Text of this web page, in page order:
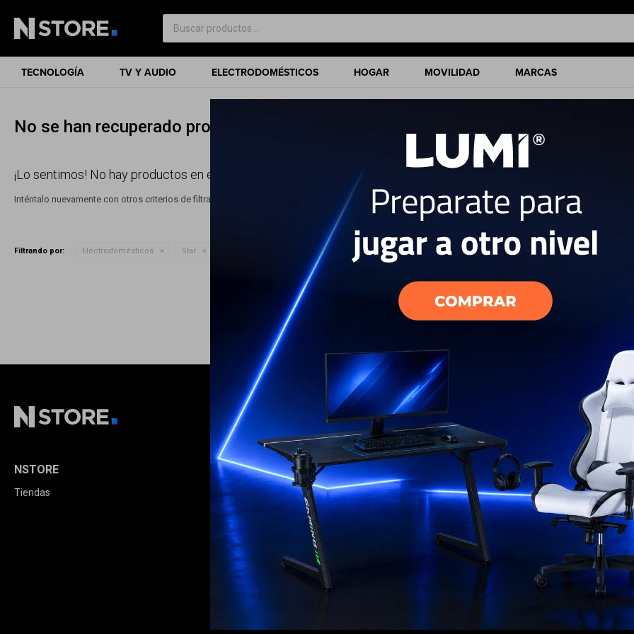
TECNOLOGÍA TV Y AUDIO ELECTRODOMÉSTICOS HOGAR MOVILIDAD MARCAS
No se han recuperado productos
¡Lo sentimos! No hay productos en esta sección.
Inténtalo nuevamente con otros criterios de filtrado o busca en otras secciones de nuestro catálogo.
Filtrando por: Electrodomésticos Star
NSTORE
Tiendas
COMPRA
Cómo comprar
Condiciones de compra
Envíos y devoluciones
Términos legales
Opciones de pago
Política de calidad
MI CUENTA
Mi cuenta
Mis compras
Mis direcciones
Mis favoritos